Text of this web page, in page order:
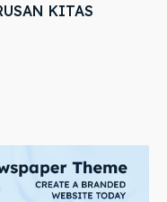
KITAS